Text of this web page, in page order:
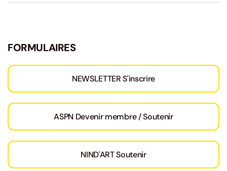
FORMULAIRES
NEWSLETTER S'inscrire
ASPN Devenir membre / Soutenir
NIND'ART Soutenir